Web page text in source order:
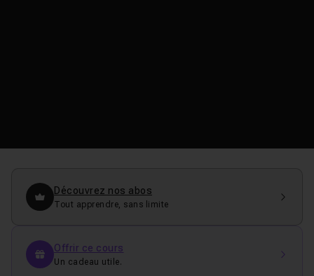
Découvrez nos abos
Tout apprendre, sans limite
Offrir ce cours
Un cadeau utile.